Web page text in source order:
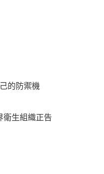
的防禦機
衛生組織正告